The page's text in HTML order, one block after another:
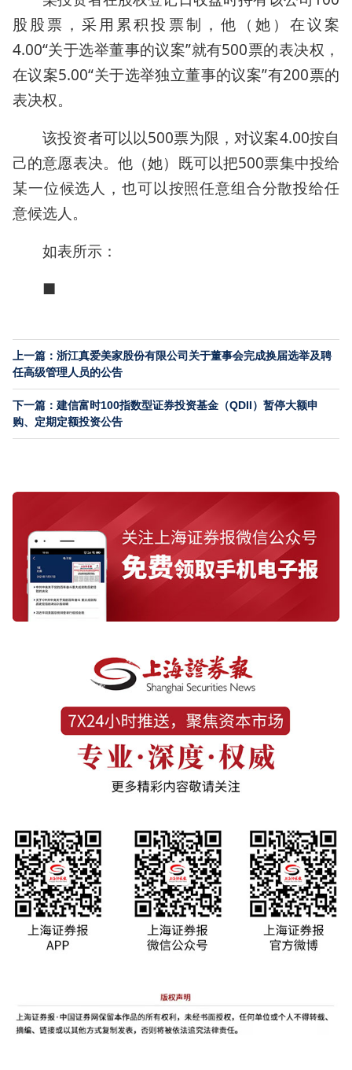
股股票，采用累积投票制，他（她）在议案
4.00“关于选举董事的议案”就有500票的表决权，
在议案5.00“关于选举独立董事的议案”有200票的
表决权。
该投资者可以以500票为限，对议案4.00按自
己的意愿表决。他（她）既可以把500票集中投给
某一位候选人，也可以按照任意组合分散投给任
意候选人。
如表所示：
■
上一篇：浙江真爱美家股份有限公司关于董事会完成换届选举及聘
任高级管理人员的公告
下一篇：建信富时100指数型证券投资基金（QDII）暂停大额申
购、定期定额投资公告